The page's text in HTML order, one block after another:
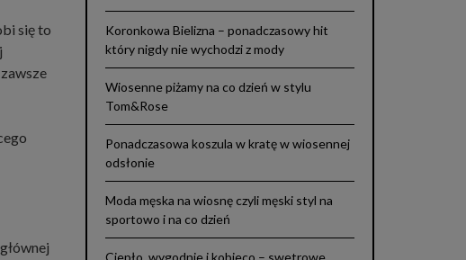
się to
Koronkowa Bielizna – ponadczasowy hit
który nigdy nie wychodzi z mody
Wiosenne piżamy na co dzień w stylu
Tom&Rose
Ponadczasowa koszula w kratę w wiosennej
odsłonie
Moda męska na wiosnę czyli męski styl na
sportowo i na co dzień
Ciepło, wygodnie i kobieco – swetrowe